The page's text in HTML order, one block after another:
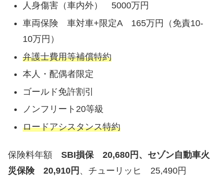
人身傷害（車内外） 5000万円
車両保険 車対車+限定A 165万円（免責10-
10万円）
弁護士費用等補償特約
本人・配偶者限定
ゴールド免許割引
ノンフリート20等級
ロードアシスタンス特約
保険料年額 SBI損保 20,680円、セゾン自動車火
災保険 20,910円 、チューリッヒ 25,490円